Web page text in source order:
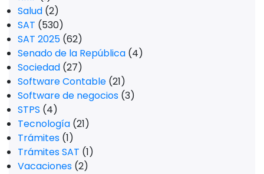
Salud (2)
SAT (530)
SAT 2025 (62)
Senado de la República (4)
Sociedad (27)
Software Contable (21)
Software de negocios (3)
STPS (4)
Tecnología (21)
Trámites (1)
Trámites SAT (1)
Vacaciones (2)